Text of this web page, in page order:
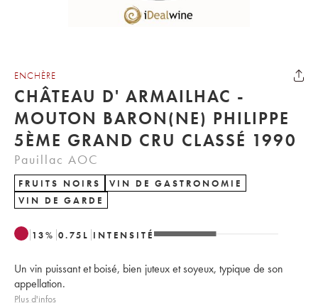
ENCHÈRE
CHÂTEAU D' ARMAILHAC -
MOUTON BARON(NE) PHILIPPE
5ÈME GRAND CRU CLASSÉ 1990
Pauillac AOC
FRUITS NOIRS
VIN DE GASTRONOMIE
VIN DE GARDE
13% 0.75 L INTENSITÉ
Un vin puissant et boisé, bien juteux et soyeux, typique de son
appellation.
Plus d'infos